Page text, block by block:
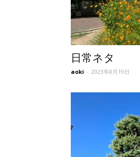
日常ネタ
aoki - 2023年8月19日